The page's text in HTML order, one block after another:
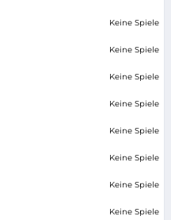
Keine Spiele
Keine Spiele
Keine Spiele
Keine Spiele
Keine Spiele
Keine Spiele
Keine Spiele
Keine Spiele